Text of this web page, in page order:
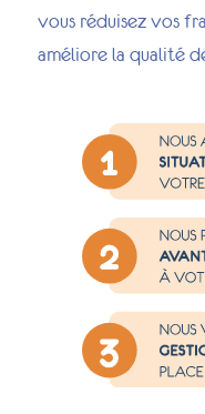
vous réduisez vos
améliore la qualité